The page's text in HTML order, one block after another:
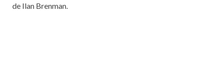
de Ilan Brenman.